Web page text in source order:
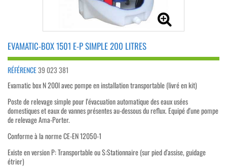
EVAMATIC-BOX 1501 E-P SIMPLE 200 LITRES
RÉFÉRENCE39 023 381
Evamatic box N 200l avec pompe en installation transportable (livré en kit)
Poste de relevage simple pour l'évacuation automatique des eaux usées
domestiques et eaux de vannes présentes au-dessous du reflux. Equipé d'une pompe
de relevage Ama-Porter.
Conforme à la norme CE-EN 12050-1
Existe en version P: Transportable ou S:Stationnaire (sur pied d'assise, guidage
étrier)